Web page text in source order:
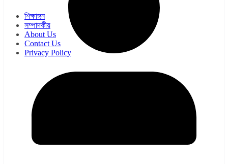
শিক্ষাঙ্গন
সম্পাদকীয়
About Us
Contact Us
Privacy Policy